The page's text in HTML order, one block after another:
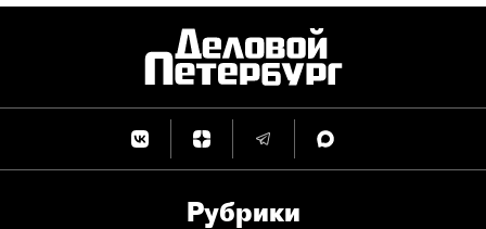
Рубрики